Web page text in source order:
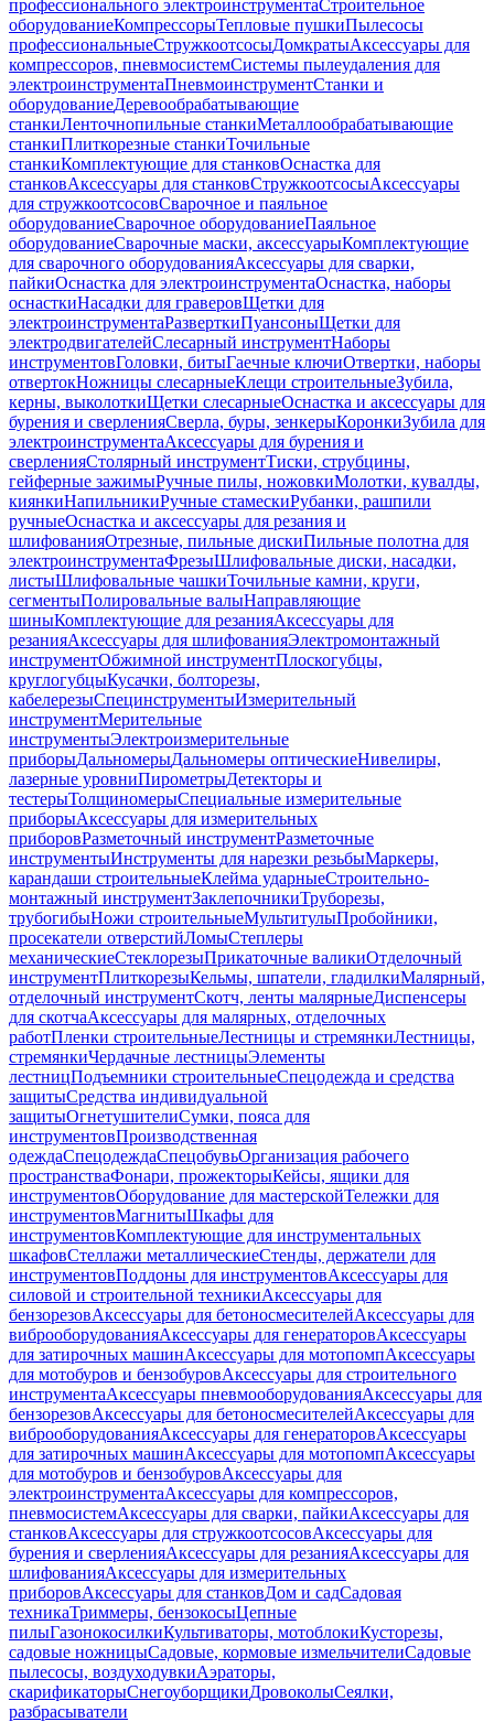
профессионального электроинструментаСтроительное
оборудованиеКомпрессорыТепловые пушкиПылесосы
профессиональныеСтружкоотсосыДомкратыАксессуары для
компрессоров, пневмосистемСистемы пылеудаления для
электроинструментаПневмоинструментСтанки и
оборудованиеДеревообрабатывающие
станкиЛенточнопильные станкиМеталлообрабатывающие
станкиПлиткорезные станкиТочильные
станкиКомплектующие для станковОснастка для
станковАксессуары для станковСтружкоотсосыАксессуары
для стружкоотсосовСварочное и паяльное
оборудованиеСварочное оборудованиеПаяльное
оборудованиеСварочные маски, аксессуарыКомплектующие
для сварочного оборудованияАксессуары для сварки,
пайкиОснастка для электроинструментаОснастка, наборы
оснасткиНасадки для граверовЩетки для
электроинструментаРазверткиПуансоныЩетки для
электродвигателейСлесарный инструментНаборы
инструментовГоловки, битыГаечные ключиОтвертки, наборы
отвертокНожницы слесарныеКлещи строительныеЗубила,
керны, выколоткиЩетки слесарныеОснастка и аксессуары для
бурения и сверленияСверла, буры, зенкерыКоронкиЗубила для
электроинструментаАксессуары для бурения и
сверленияСтолярный инструментТиски, струбцины,
гейферные зажимыРучные пилы, ножовкиМолотки, кувалды,
киянкиНапильникиРучные стамескиРубанки, рашпили
ручныеОснастка и аксессуары для резания и
шлифованияОтрезные, пильные дискиПильные полотна для
электроинструментаФрезыШлифовальные диски, насадки,
листыШлифовальные чашкиТочильные камни, круги,
сегментыПолировальные валыНаправляющие
шиныКомплектующие для резанияАксессуары для
резанияАксессуары для шлифованияЭлектромонтажный
инструментОбжимной инструментПлоскогубцы,
круглогубцыКусачки, болторезы,
кабелерезыСпецинструментыИзмерительный
инструментМерительные
инструментыЭлектроизмерительные
приборыДальномерыДальномеры оптическиеНивелиры,
лазерные уровниПирометрыДетекторы и
тестерыТолщиномерыСпециальные измерительные
приборыАксессуары для измерительных
приборовРазметочный инструментРазметочные
инструментыИнструменты для нарезки резьбыМаркеры,
карандаши строительныеКлейма ударныеСтроительно-
монтажный инструментЗаклепочникиТруборезы,
трубогибыНожи строительныеМультитулыПробойники,
просекатели отверстийЛомыСтеплеры
механическиеСтеклорезыПрикаточные валикиОтделочный
инструментПлиткорезыКельмы, шпатели, гладилкиМалярный,
отделочный инструментСкотч, ленты малярныеДиспенсеры
для скотчаАксессуары для малярных, отделочных
работПленки строительныеЛестницы и стремянкиЛестницы,
стремянкиЧердачные лестницыЭлементы
лестницПодъемники строительныеСпецодежда и средства
защитыСредства индивидуальной
защитыОгнетушителиСумки, пояса для
инструментовПроизводственная
одеждаСпецодеждаСпецобувьОрганизация рабочего
пространстваФонари, прожекторыКейсы, ящики для
инструментовОборудование для мастерскойТележки для
инструментовМагнитыШкафы для
инструментовКомплектующие для инструментальных
шкафовСтеллажи металлическиеСтенды, держатели для
инструментовПоддоны для инструментовАксессуары для
силовой и строительной техникиАксессуары для
бензорезовАксессуары для бетоносмесителейАксессуары для
виброоборудованияАксессуары для генераторовАксессуары
для затирочных машинАксессуары для мотопомпАксессуары
для мотобуров и бензобуровАксессуары для строительного
инструментаАксессуары пневмооборудованияАксессуары для
бензорезовАксессуары для бетоносмесителейАксессуары для
виброоборудованияАксессуары для генераторовАксессуары
для затирочных машинАксессуары для мотопомпАксессуары
для мотобуров и бензобуровАксессуары для
электроинструментаАксессуары для компрессоров,
пневмосистемАксессуары для сварки, пайкиАксессуары для
станковАксессуары для стружкоотсосовАксессуары для
бурения и сверленияАксессуары для резанияАксессуары для
шлифованияАксессуары для измерительных
приборовАксессуары для станковДом и садСадовая
техникаТриммеры, бензокосыЦепные
пилыГазонокосилкиКультиваторы, мотоблокиКусторезы,
садовые ножницыСадовые, кормовые измельчителиСадовые
пылесосы, воздуходувкиАэраторы,
скарификаторыСнегоуборщикиДровоколыСеялки,
разбрасыватели